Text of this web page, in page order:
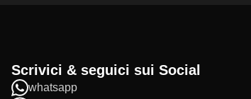
Scrivici & seguici sui Social
whatsapp